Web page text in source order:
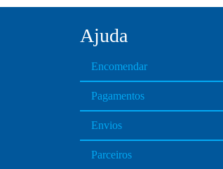
Ajuda
Encomendar
Pagamentos
Envios
Parceiros